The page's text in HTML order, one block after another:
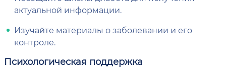
актуальной информации.
Изучайте материалы о заболевании и его
контроле.
Психологическая поддержка